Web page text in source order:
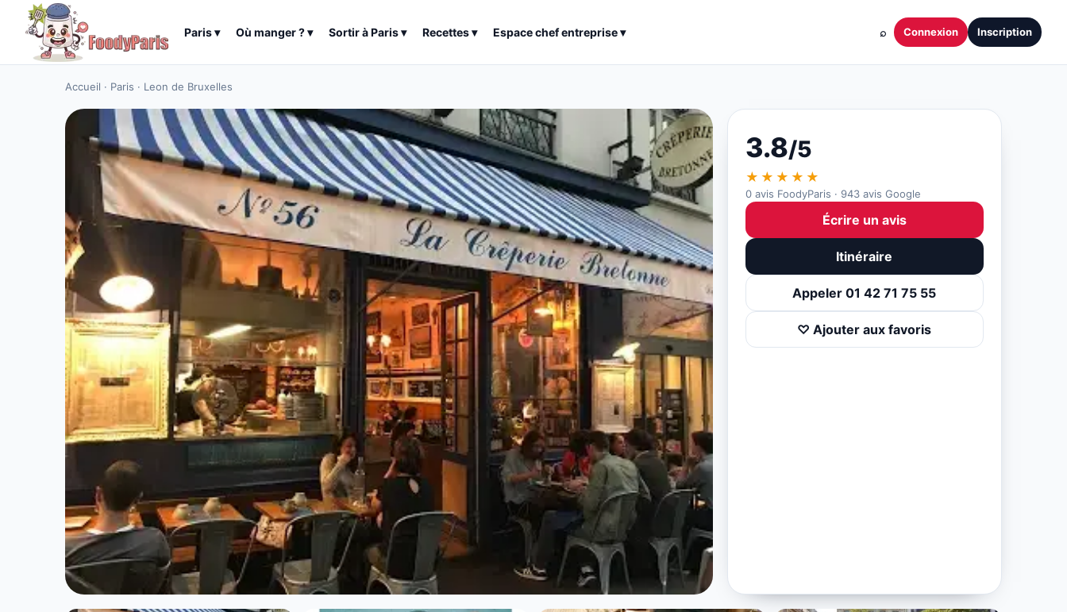
Paris▾ Où manger ?▾ Sortir àParis▾ Recettes▾ Espace chef entreprise▾ ⌕ Connexion Inscription
Accueil · Paris · Leon de Bruxelles
3.8/5
★★★★★
0 avis FoodyParis · 943 avis Google
Écrire un avis
Itinéraire
Appeler 01 42 71 75 55
♡ Ajouter aux favoris